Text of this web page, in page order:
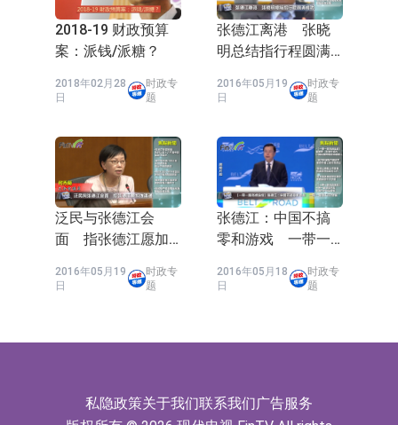
2018-19 财政预算
案：派钱/派糖？
2018年02月28
日
时政专
题
张德江离港 张晓
明总结指行程圆满
2016年05月19
日
时政专
题
泛民与张德江会
面 指张德江愿加
2016年05月19
日
时政专
题
张德江：中国不搞
零和游戏 一带一
2016年05月18
日
时政专
题
私隐政策关于我们联系我们广告服务